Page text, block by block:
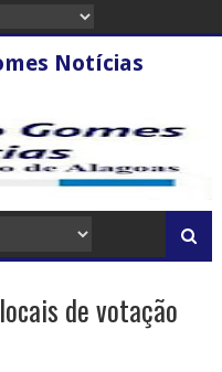
Notícias
de votação